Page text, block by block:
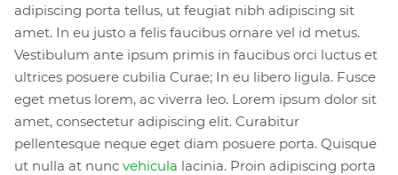
adipiscing porta tellus, ut feugiat nibh adipiscing sit
amet. In eu justo a felis faucibus ornare vel id metus.
Vestibulum ante ipsum primis in faucibus orci luctus et
ultrices posuere cubilia Curae; In eu libero ligula. Fusce
eget metus lorem, ac viverra leo. Lorem ipsum dolor sit
amet, consectetur adipiscing elit. Curabitur
pellentesque neque eget diam posuere porta. Quisque
ut nulla at nunc vehicula lacinia. Proin adipiscing porta